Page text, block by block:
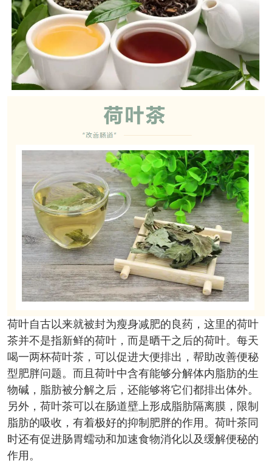
荷叶自古以来就被封为瘦身减肥的良药，这里的荷叶
茶并不是指新鲜的荷叶，而是晒干之后的荷叶。每天
喝一两杯荷叶茶，可以促进大便排出，帮助改善便秘
型肥胖问题。而且荷叶中含有能够分解体内脂肪的生
物碱，脂肪被分解之后，还能够将它们都排出体外。
另外，荷叶茶可以在肠道壁上形成脂肪隔离膜，限制
脂肪的吸收，有着极好的抑制肥胖的作用。荷叶茶同
时还有促进肠胃蠕动和加速食物消化以及缓解便秘的
作用。